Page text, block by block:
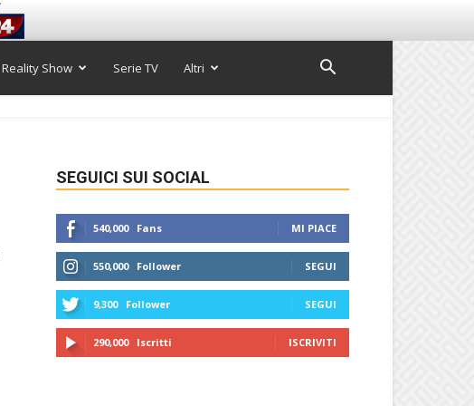
Reality Show Serie TV Altri
SEGUICI SUI SOCIAL
540,000 Fans MI PIACE
550,000 Follower SEGUI
9,300 Follower SEGUI
290,000 Iscritti ISCRIVITI